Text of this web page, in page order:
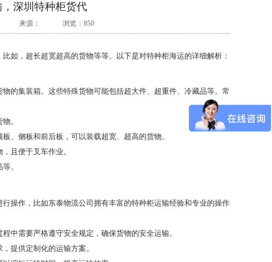
深圳特种柜货代
来源： 浏览：850
如，超长超宽超高的货物等等。以下是对特种柜海运的详细解析：
的集装箱。这些特殊货物可能包括超大件、超重件、冷藏品等。常
。
、侧板和前后板，可以装载超宽、超高的货物。
且便于叉车作业。
。
操作，比如东泰物流公司拥有丰富的特种柜运输经验和专业的操作
中需要严格遵守安全规定，确保货物的安全运输。
提供定制化的运输方案。